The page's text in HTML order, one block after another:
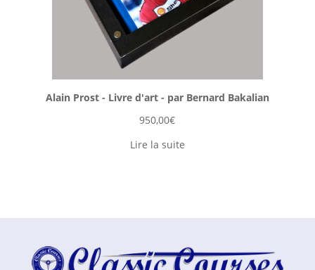
Alain Prost - Livre d'art - par Bernard Bakalian
950,00€
Lire la suite